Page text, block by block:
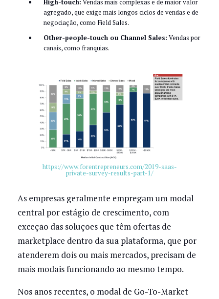
agregado, que exige mais longos ciclos de vendas e de
negociação, como Field Sales.
Other-people-touch ou Channel Sales: Vendas por
canais, como franquias.
https://www.forentrepreneurs.com/2019-saas-
private-survey-results-part-1/
As empresas geralmente empregam um modal
central por estágio de crescimento, com
exceção das soluções que têm ofertas de
marketplace dentro da sua plataforma, que por
atenderem dois ou mais mercados, precisam de
mais modais funcionando ao mesmo tempo.
Nos anos recentes, o modal de Go-To-Market